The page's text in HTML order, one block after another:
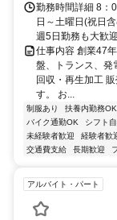
勤務時間詳細 8：
日～土曜日(祝日
週5日勤務も大歓
仕事内容 創業47
盤、トランス、発
回収・再生加工
す。 お...
制服あり 扶養内勤務OK
バイク通勤OK
シフト
未経験者歓迎
経験者歓
交通費支給
長期歓迎
アルバイト・パート